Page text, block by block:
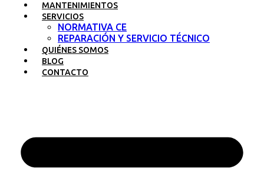
MANTENIMIENTOS
SERVICIOS
NORMATIVA CE
REPARACIÓN Y SERVICIO TÉCNICO
QUIÉNES SOMOS
BLOG
CONTACTO